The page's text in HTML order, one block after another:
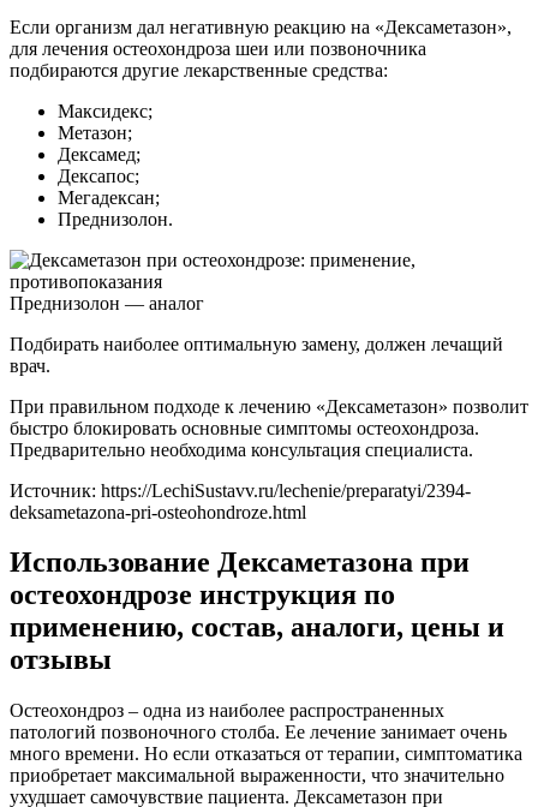
Если организм дал негативную реакцию на «Дексаметазон»,
для лечения остеохондроза шеи или позвоночника
подбираются другие лекарственные средства:
Максидекс;
Метазон;
Дексамед;
Дексапос;
Мегадексан;
Преднизолон.
Преднизолон — аналог
Подбирать наиболее оптимальную замену, должен лечащий
врач.
При правильном подходе к лечению «Дексаметазон» позволит
быстро блокировать основные симптомы остеохондроза.
Предварительно необходима консультация специалиста.
Источник: https://LechiSustavv.ru/lechenie/preparatyi/2394-
deksametazona-pri-osteohondroze.html
Использование Дексаметазона при
остеохондрозе инструкция по
применению, состав, аналоги, цены и
отзывы
Остеохондроз – одна из наиболее распространенных
патологий позвоночного столба. Ее лечение занимает очень
много времени. Но если отказаться от терапии, симптоматика
приобретает максимальной выраженности, что значительно
ухудшает самочувствие пациента. Дексаметазон при